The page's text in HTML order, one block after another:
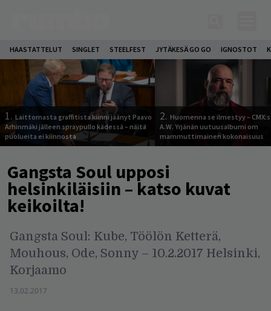
HAASTATTELUT SINGLET STEELFEST JYTÄKESÄ GO GO IGNOSTOT
1. Laittomasta graffitista kiinni jäänyt Paavo
Arhinmäki jälleen spraypullo kädessä – näitä
puolueita ei kiinnosta
2. Huomenna se ilmestyy –
A.W. Yrjänän uutuusalbumi om
mammuttimainen kokonaisuus
Gangsta Soul upposi
helsinkiläisiin – katso kuvat
keikoilta!
Gangsta Soul: Kube, Töölön Ketterä,
Mouhous, Ode, Sonny – 10.2.2017 Helsinki,
Korjaamo
13.02.2017